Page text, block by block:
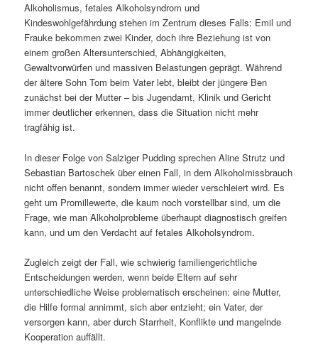
Alkoholismus, fetales Alkoholsyndrom und
Kindeswohlgefährdung stehen im Zentrum dieses Falls: Emil und
Frauke bekommen zwei Kinder, doch ihre Beziehung ist von
einem großen Altersunterschied, Abhängigkeiten,
Gewaltvorwürfen und massiven Belastungen geprägt. Während
der ältere Sohn Tom beim Vater lebt, bleibt der jüngere Ben
zunächst bei der Mutter – bis Jugendamt, Klinik und Gericht
immer deutlicher erkennen, dass die Situation nicht mehr
tragfähig ist.
In dieser Folge von Salziger Pudding sprechen Aline Strutz und
Sebastian Bartoschek über einen Fall, in dem Alkoholmissbrauch
nicht offen benannt, sondern immer wieder verschleiert wird. Es
geht um Promillewerte, die kaum noch vorstellbar sind, um die
Frage, wie man Alkoholprobleme überhaupt diagnostisch greifen
kann, und um den Verdacht auf fetales Alkoholsyndrom.
Zugleich zeigt der Fall, wie schwierig familiengerichtliche
Entscheidungen werden, wenn beide Eltern auf sehr
unterschiedliche Weise problematisch erscheinen: eine Mutter,
die Hilfe formal annimmt, sich aber entzieht; ein Vater, der
versorgen kann, aber durch Starrheit, Konflikte und mangelnde
Kooperation auffällt.